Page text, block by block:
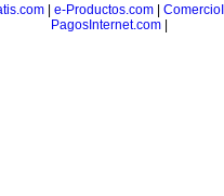
e-Productos.com
PagosInternet.com